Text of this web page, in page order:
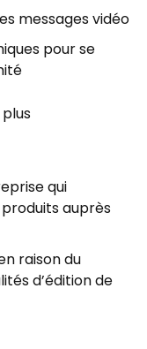
messages vidéo
pour se
plus
qui
auprès
raison du
d’édition de